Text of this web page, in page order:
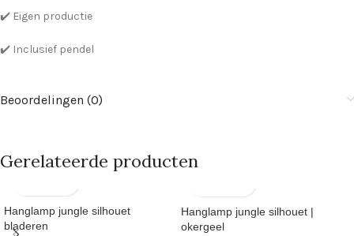
✔️ Eigen productie
✔️ Inclusief pendel
Beoordelingen (0)
Gerelateerde producten
Hanglamp jungle silhouet
bladeren
Hanglamp jungle silhouet |
okergeel